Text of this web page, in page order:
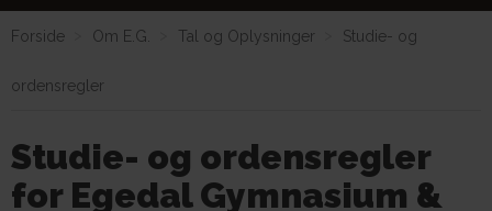
Brobygning
Forside Om E.G. Tal og Oplysninger Studie- og
ordensregler
Studie- og ordensregler
for Egedal Gymnasium &